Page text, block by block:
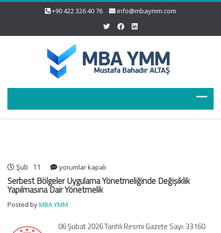
+90 422 326 40 76 info@mbaymm.com
Şub 11
Serbest
Bölgeler
Uygulama
Değişiklik
Dair
yorumlar kapalı
Serbest Bölgeler Uygulama Yönetmeliğinde Değişiklik
Yapılmasına Dair Yönetmelik
Posted byMBA YMM
06 Şubat 2026 Tarihli Resmi Gazete Sayı: 33160